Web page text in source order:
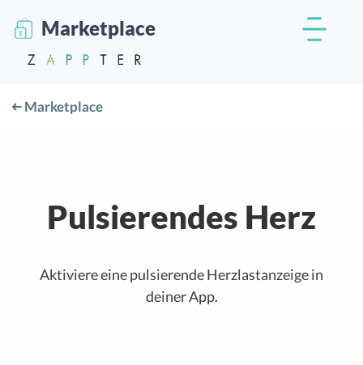
Marketplace
Marketplace
Pulsierendes Herz
Aktiviere eine pulsierende Herzlastanzeige in
deiner App.